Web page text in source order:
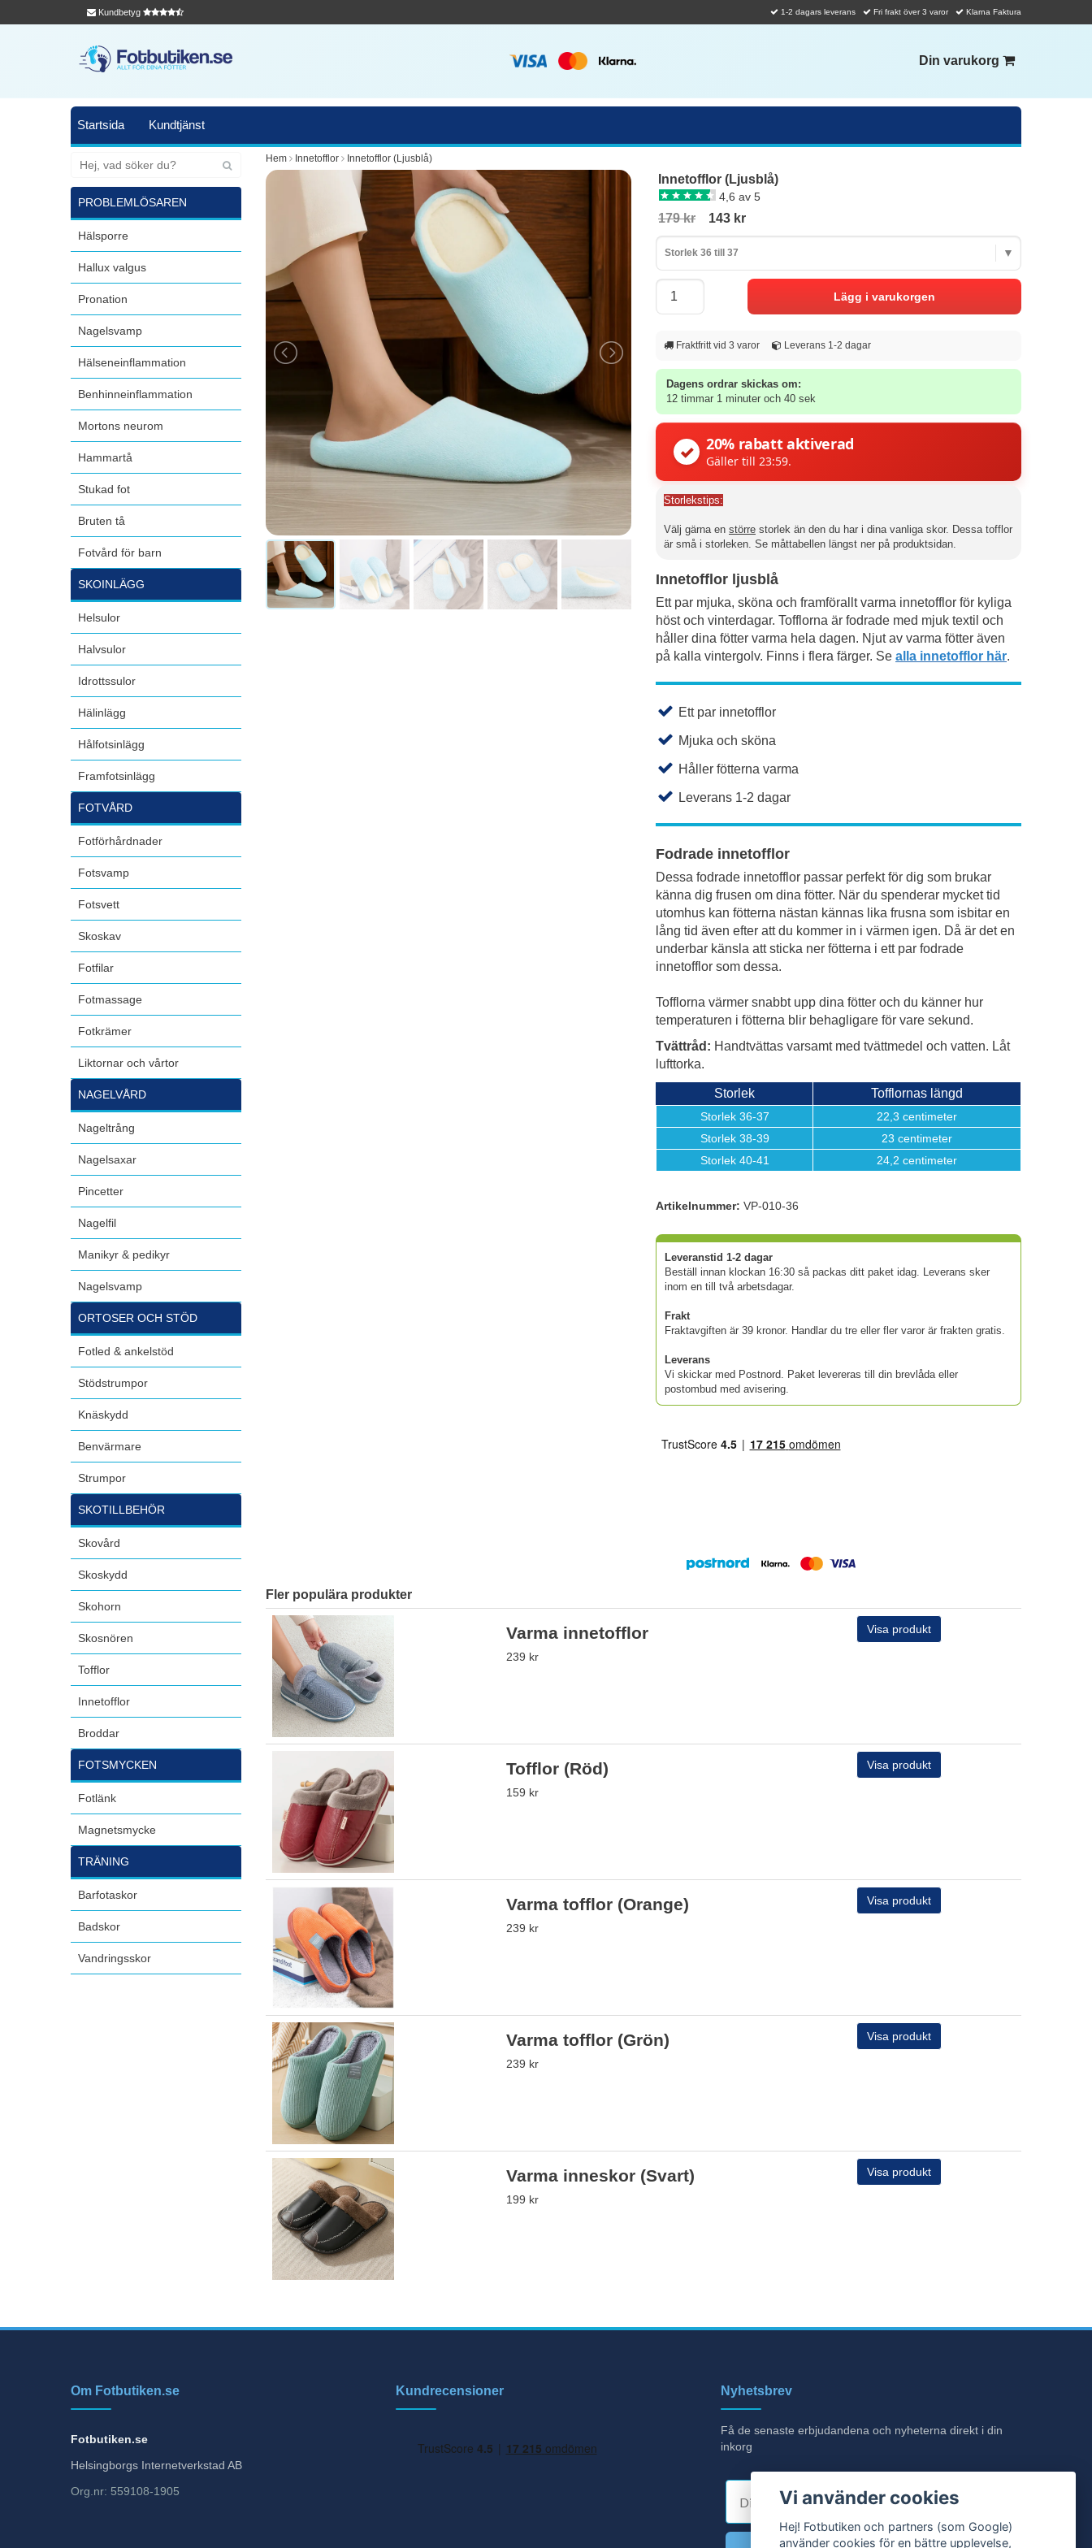
Kundbetyg 1-2 dagars leverans Fri frakt över 3 varor Klarna Faktura
Din varukorg
Startsida Kundtjänst
PROBLEMLÖSAREN
Hälsporre
Hallux valgus
Pronation
Nagelsvamp
Hälseneinflammation
Benhinneinflammation
Mortons neurom
Hammartå
Stukad fot
Bruten tå
Fotvård för barn
SKOINLÄGG
Helsulor
Halvsulor
Idrottssulor
Hälinlägg
Hålfotsinlägg
Framfotsinlägg
FOTVÅRD
Fotförhårdnader
Fotsvamp
Fotsvett
Skoskav
Fotfilar
Fotmassage
Fotkrämer
Liktornar och vårtor
NAGELVÅRD
Nageltrång
Nagelsaxar
Pincetter
Nagelfil
Manikyr & pedikyr
Nagelsvamp
ORTOSER OCH STÖD
Fotled & ankelstöd
Stödstrumpor
Knäskydd
Benvärmare
Strumpor
SKOTILLBEHÖR
Skovård
Skoskydd
Skohorn
Skosnören
Tofflor
Innetofflor
Broddar
FOTSMYCKEN
Fotlänk
Magnetsmycke
TRÄNING
Barfotaskor
Badskor
Vandringsskor
Hem Innetofflor Innetofflor (Ljusblå)
Innetofflor (Ljusblå)
4,6 av 5
179 kr 143 kr
Storlek 36 till 37
Fraktfritt vid 3 varor Leverans 1-2 dagar
Dagens ordrar skickas om:
12 timmar 1 minuter och 39 sek
✓ 20% rabatt aktiverad
Gäller till 23:59.
Storlekstips:
Välj gärna en större storlek än den du har i dina vanliga skor. Dessa tofflor
är små i storleken. Se måttabellen längst ner på produktsidan.
Innetofflor ljusblå
Ett par mjuka, sköna och framförallt varma innetofflor för kyliga
höst och vinterdagar. Tofflorna är fodrade med mjuk textil och
håller dina fötter varma hela dagen. Njut av varma fötter även
på kalla vintergolv. Finns i flera färger. Se alla innetofflor här.
Ett par innetofflor
Mjuka och sköna
Håller fötterna varma
Leverans 1-2 dagar
Fodrade innetofflor
Dessa fodrade innetofflor passar perfekt för dig som brukar
känna dig frusen om dina fötter. När du spenderar mycket tid
utomhus kan fötterna nästan kännas lika frusna som isbitar en
lång tid även efter att du kommer in i värmen igen. Då är det en
underbar känsla att sticka ner fötterna i ett par fodrade
innetofflor som dessa.
Tofflorna värmer snabbt upp dina fötter och du känner hur
temperaturen i fötterna blir behagligare för vare sekund.
Tvättråd: Handtvättas varsamt med tvättmedel och vatten. Låt
lufttorka.
Storlek Tofflornas längd
Storlek 36-37
22,3 centimeter
Storlek 38-39
23 centimeter
Storlek 40-41
24,2 centimeter
Artikelnummer: VP-010-36
Leveranstid 1-2 dagar
Beställ innan klockan 16:30 så packas ditt paket idag. Leverans sker
inom en till två arbetsdagar.
Frakt
Fraktavgiften är 39 kronor. Handlar du tre eller fler varor är frakten gratis.
Leverans
Vi skickar med Postnord. Paket levereras till din brevlåda eller
postombud med avisering.
Fler populära produkter
Varma innetofflor
239 kr
Visa produkt
Tofflor (Röd)
159 kr
Visa produkt
Varma tofflor (Orange)
239 kr
Visa produkt
Varma tofflor (Grön)
239 kr
Visa produkt
Varma inneskor (Svart)
199 kr
Visa produkt
Om Fotbutiken.se
Fotbutiken.se
Helsingborgs Internetverkstad AB
Org.nr: 559108-1905
Kundrecensioner Nyhetsbrev
Få de senaste erbjudandena och nyheterna direkt i din
inkorg
E-post Vi använder cookies
Hej! Fotbutiken och partners (som Google)
använder cookies för en bättre upplevelse,